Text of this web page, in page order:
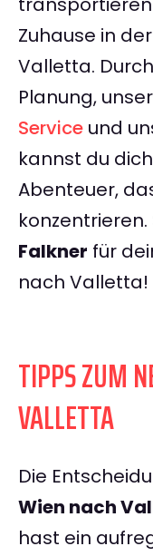
Zuhause in
Valletta.
Planung,
Service und
kannst du
Abenteuer,
konzentrieren.
Falkner für
nach Valletta!
TIPPS ZUM
VALLETTA
Die
Wien nach
hast ein